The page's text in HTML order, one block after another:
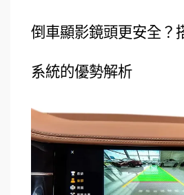
倒車顯影鏡頭更安全？
系統的優勢解析